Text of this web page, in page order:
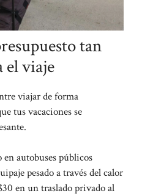
tan
el viaje
viajar de forma
tus vacaciones se
en autobuses públicos
pesado a través del calor
en un traslado privado al